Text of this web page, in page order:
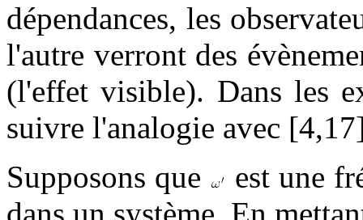
dépendances, les
l'autre verront des
(l'effet visible). Dans les
suivre l'analogie avec
Supposons que
est une